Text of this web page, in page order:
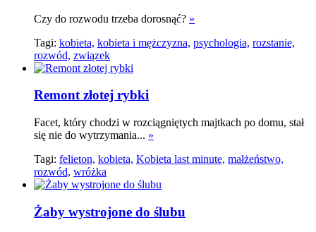
Czy do rozwodu trzeba dorosnąć? »
Tagi: kobieta, kobieta i mężczyzna, psychologia, rozstanie,
rozwód, związek
Remont złotej rybki
Facet, który chodzi w rozciągniętych majtkach po domu, stał
się nie do wytrzymania... »
Tagi: felieton, kobieta, Kobieta last minute, małżeństwo,
rozwód, wróżka
Żaby wystrojone do ślubu